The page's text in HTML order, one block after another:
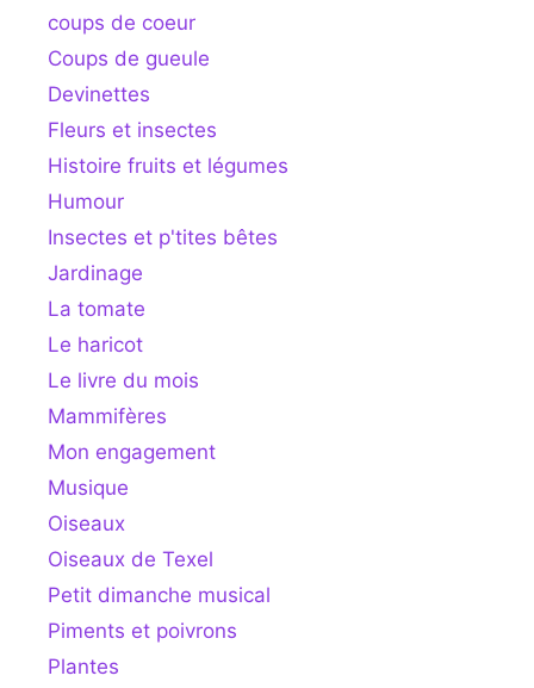
coups de coeur
Coups de gueule
Devinettes
Fleurs et insectes
Histoire fruits et légumes
Humour
Insectes et p'tites bêtes
Jardinage
La tomate
Le haricot
Le livre du mois
Mammifères
Mon engagement
Musique
Oiseaux
Oiseaux de Texel
Petit dimanche musical
Piments et poivrons
Plantes